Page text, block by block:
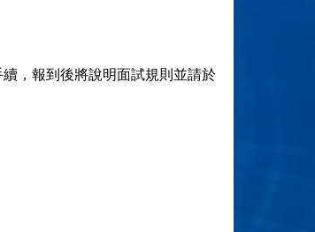
，報到後將說明面試規則並請於